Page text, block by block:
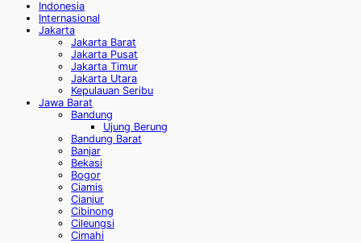
Indonesia
Internasional
Jakarta
Jakarta Barat
Jakarta Pusat
Jakarta Timur
Jakarta Utara
Kepulauan Seribu
Jawa Barat
Bandung
Ujung Berung
Bandung Barat
Banjar
Bekasi
Bogor
Ciamis
Cianjur
Cibinong
Cileungsi
Cimahi